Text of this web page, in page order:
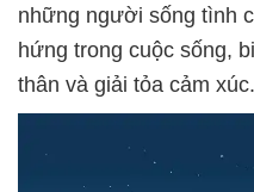
những người sống tình
hứng trong cuộc sống,
thân và giải tỏa cảm